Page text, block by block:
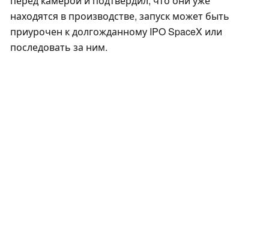
находятся в производстве, запуск может быть
приурочен к долгожданному IPO SpaceX или
последовать за ним.